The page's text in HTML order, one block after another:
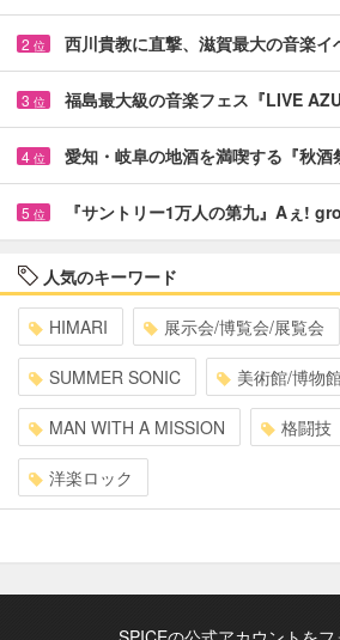
2 位 西川貴教に直撃、滋賀最大の音楽
3 位 福島最大級の音楽フェス『LIVE
4 位 愛知・岐阜の地酒を満喫する『秋
5 位 『サントリー1万人の第九』Aぇ!
人気のキーワード
HIMARI 展示会/博覧会/展覧会
SUMMER SONIC 美術館/博物
MAN WITH A MISSION 格闘技
洋楽ロック